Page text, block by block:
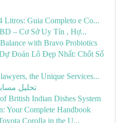
Litros: Guia Completo e Co...
– Cơ Sở Uy Tín , Hợ...
with Bravo Probiotics
Đoán Lô Đẹp Nhất: Chốt Số
the Unique Services...
تحلیل
British Indian Dishes System
Your Complete Handbook
Corolla in the U...